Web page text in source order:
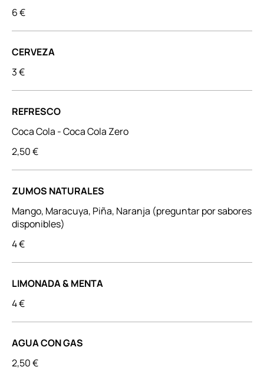
6 €
CERVEZA
3 €
REFRESCO
Coca Cola - Coca Cola Zero
2,50 €
ZUMOS NATURALES
Mango, Maracuya, Piña, Naranja (preguntar por sabores
disponibles)
4 €
LIMONADA & MENTA
4 €
AGUA CON GAS
2,50 €